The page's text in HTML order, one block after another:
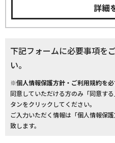
詳細
下記フォームに必要事項を
い。
※個人情報保護方針・ご利用規約を必
同意していただける方のみ「同意す
タンをクリックしてください。
ご入力いただく情報は「個人情報保
致します。